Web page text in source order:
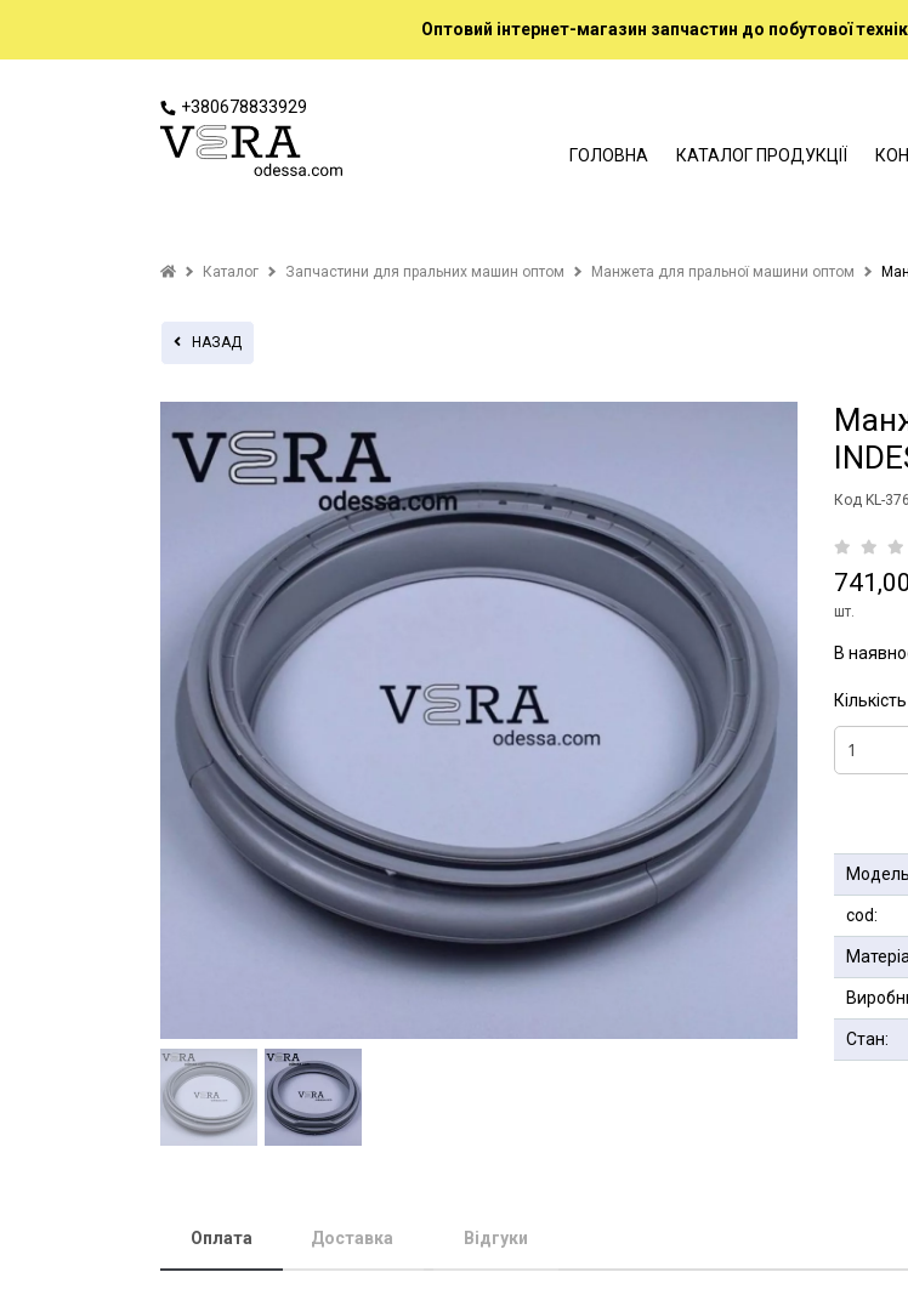
Оптовий інтернет-магазин запчастин до побутової
+380678833929
ГОЛОВНА КАТАЛОГ ПРОДУКЦІЇ
Каталог Запчастини для пральних машин оптом Манжета для пральної машини оптом
НАЗАД
Код KL-376
шт.
В
Кількість
сod:
Стан:
Оплата Доставка Відгуки